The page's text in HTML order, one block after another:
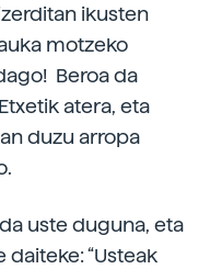
ikusten
motzeko
Beroa da
atera, eta
duzu arropa
uste duguna, eta
“Usteak